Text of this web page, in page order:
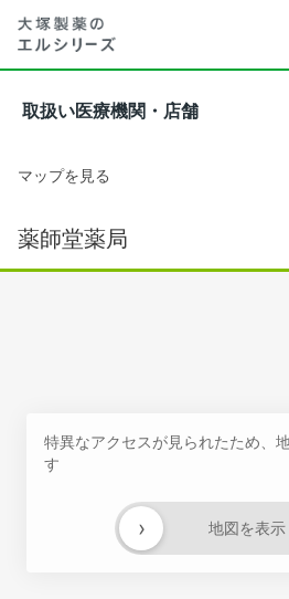
取扱い医療機関・店舗
マップを見る
薬師堂薬局
特異なアクセスが見られたため、
す
地図を表示
›